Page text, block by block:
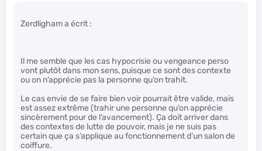
Zerdligham a écrit :
Il me semble que les cas hypocrisie ou vengeance perso
vont plutôt dans mon sens, puisque ce sont des contexte
ou on n’apprécie pas la personne qu’on trahit.
Le cas envie de se faire bien voir pourrait être valide, mais
est assez extrême (trahir une personne qu’on apprécie
sincèrement pour de l’avancement). Ça doit arriver dans
des contextes de lutte de pouvoir, mais je ne suis pas
certain que ça s’applique au fonctionnement d’un salon de
coiffure.